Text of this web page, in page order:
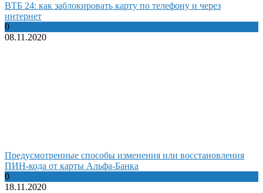
ВТБ 24: как заблокировать карту по телефону и через
интернет
0
08.11.2020
Предусмотренные способы изменения или восстановления
ПИН-кода от карты Альфа-Банка
0
18.11.2020